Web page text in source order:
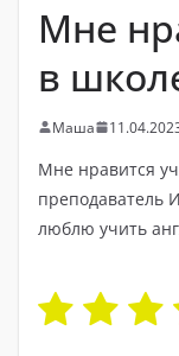
Мне
в
Маша
Мне нравится
преподаватель
люблю учить